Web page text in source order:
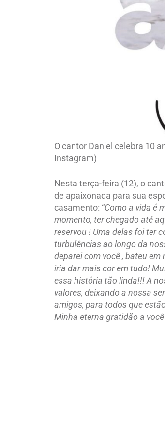
O cantor Daniel celebra 10
Instagram)
Nesta terça-feira (12), o
de apaixonada para sua
casamento: “Como a vida é
momento, ter chegado até
reservou ! Uma delas foi ter
turbulências ao longo da
deparei com você , bateu
iria dar mais cor em tudo!
essa história tão linda!!! A
valores, deixando a nossa
amigos, para todos que
Minha eterna gratidão a